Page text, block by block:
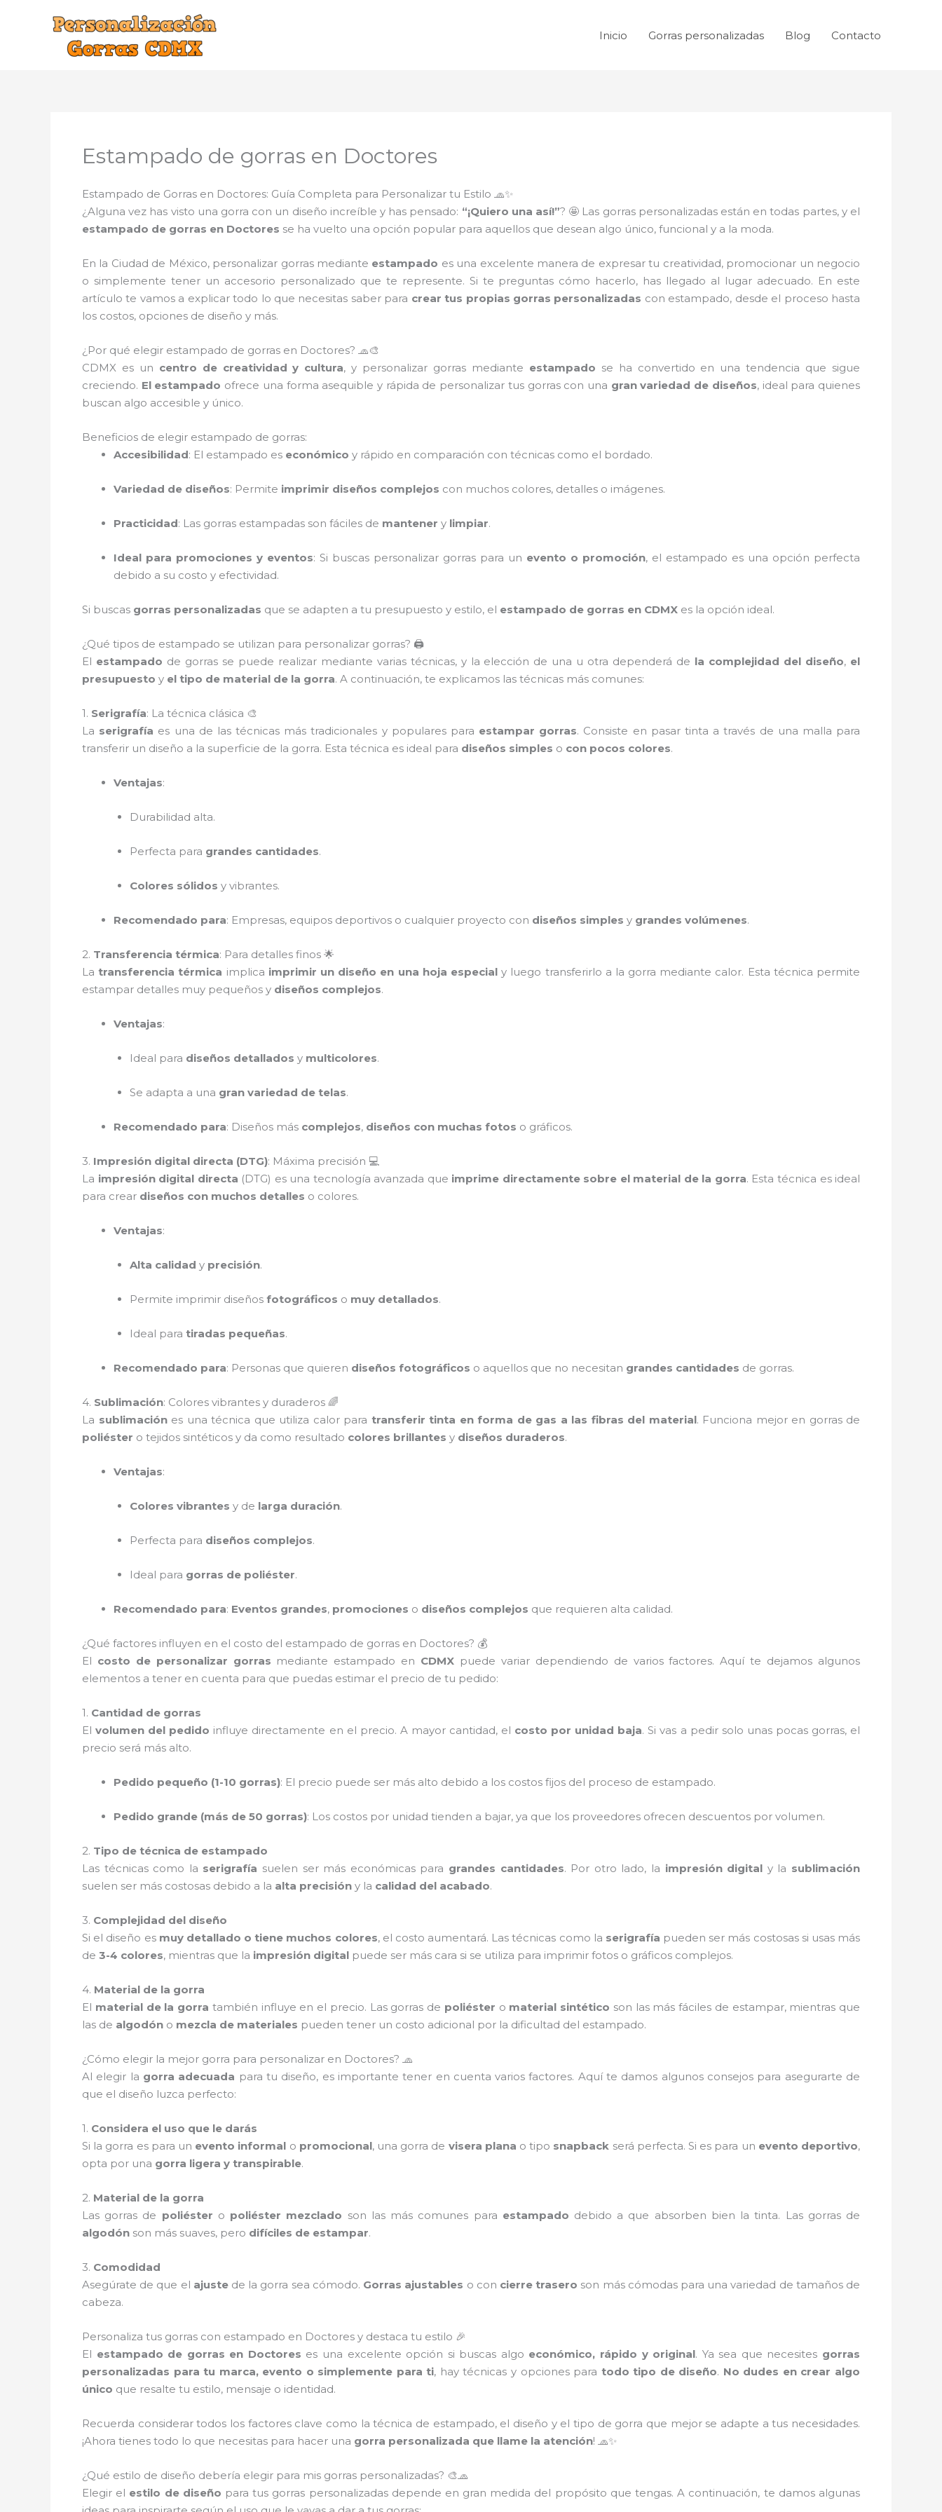
Inicio Gorras personalizadas Blog Contacto
Estampado de gorras en Doctores
Estampado de Gorras en Doctores: Guía Completa para Personalizar tu Estilo 🧢✨
¿Alguna vez has visto una gorra con un diseño increíble y has pensado: “¡Quiero una así!”? 🤩 Las gorras personalizadas están en todas partes, y el
estampado de gorras en Doctores se ha vuelto una opción popular para aquellos que desean algo único, funcional y a la moda.
En la Ciudad de México, personalizar gorras mediante estampado es una excelente manera de expresar tu creatividad, promocionar un negocio
o simplemente tener un accesorio personalizado que te represente. Si te preguntas cómo hacerlo, has llegado al lugar adecuado. En este
artículo te vamos a explicar todo lo que necesitas saber para crear tus propias gorras personalizadas con estampado, desde el proceso hasta
los costos, opciones de diseño y más.
¿Por qué elegir estampado de gorras en Doctores? 🧢🎨
CDMX es un centro de creatividad y cultura, y personalizar gorras mediante estampado se ha convertido en una tendencia que sigue
creciendo. El estampado ofrece una forma asequible y rápida de personalizar tus gorras con una gran variedad de diseños, ideal para quienes
buscan algo accesible y único.
Beneficios de elegir estampado de gorras:
Accesibilidad: El estampado es económico y rápido en comparación con técnicas como el bordado.
Variedad de diseños: Permite imprimir diseños complejos con muchos colores, detalles o imágenes.
Practicidad: Las gorras estampadas son fáciles de mantener y limpiar.
Ideal para promociones y eventos: Si buscas personalizar gorras para un evento o promoción, el estampado es una opción perfecta
debido a su costo y efectividad.
Si buscas gorras personalizadas que se adapten a tu presupuesto y estilo, el estampado de gorras en CDMX es la opción ideal.
¿Qué tipos de estampado se utilizan para personalizar gorras? 🖨️
El estampado de gorras se puede realizar mediante varias técnicas, y la elección de una u otra dependerá de la complejidad del diseño, el
presupuesto y el tipo de material de la gorra. A continuación, te explicamos las técnicas más comunes:
1. Serigrafía: La técnica clásica 🎨
La serigrafía es una de las técnicas más tradicionales y populares para estampar gorras. Consiste en pasar tinta a través de una malla para
transferir un diseño a la superficie de la gorra. Esta técnica es ideal para diseños simples o con pocos colores.
Ventajas:
Durabilidad alta.
Perfecta para grandes cantidades.
Colores sólidos y vibrantes.
Recomendado para: Empresas, equipos deportivos o cualquier proyecto con diseños simples y grandes volúmenes.
2. Transferencia térmica: Para detalles finos 🌟
Latransferencia térmica implica imprimir un diseño en una hoja especialy luego transferirlo a la gorra mediante calor. Esta técnica permite
estampar detalles muy pequeños y diseños complejos.
Ventajas:
Ideal para diseños detallados y multicolores.
Se adapta a una gran variedad de telas.
Recomendado para: Diseños más complejos, diseños con muchas fotos o gráficos.
3. Impresión digital directa (DTG): Máxima precisión 💻
La impresión digital directa (DTG) es una tecnología avanzada que imprime directamente sobre el material de la gorra. Esta técnica es ideal
para crear diseños con muchos detalles o colores.
Ventajas:
Alta calidad y precisión.
Permite imprimir diseños fotográficos o muy detallados.
Ideal para tiradas pequeñas.
Recomendado para: Personas que quieren diseños fotográficos o aquellos que no necesitan grandes cantidades de gorras.
4. Sublimación: Colores vibrantes y duraderos 🌈
La sublimaciónes una técnica que utiliza calor para transferir tinta en forma de gas a las fibras del material. Funciona mejor en gorras de
poliéster o tejidos sintéticos y da como resultado colores brillantes y diseños duraderos.
Ventajas:
Colores vibrantes y de larga duración.
Perfecta para diseños complejos.
Ideal para gorras de poliéster.
Recomendado para: Eventos grandes, promociones o diseños complejos que requieren alta calidad.
¿Qué factores influyen en el costo del estampado de gorras en Doctores? 💰
El costo de personalizar gorras mediante estampado en CDMX puede variar dependiendo de varios factores. Aquí te dejamos algunos
elementos a tener en cuenta para que puedas estimar el precio de tu pedido:
1. Cantidad de gorras
Elvolumen del pedido influye directamente en el precio. A mayor cantidad, el costo por unidad baja. Si vas a pedir solo unas pocas gorras, el
precio será más alto.
Pedido pequeño (1-10 gorras): El precio puede ser más alto debido a los costos fijos del proceso de estampado.
Pedido grande (más de 50 gorras): Los costos por unidad tienden a bajar, ya que los proveedores ofrecen descuentos por volumen.
2. Tipo de técnica de estampado
Las técnicas como la serigrafía suelen ser más económicas para grandes cantidades. Por otro lado, la impresión digital y la sublimación
suelen ser más costosas debido a la alta precisión y la calidad del acabado.
3. Complejidad del diseño
Si el diseño es muy detallado o tiene muchos colores, el costo aumentará. Las técnicas como la serigrafía pueden ser más costosas si usas más
de 3-4 colores, mientras que la impresión digital puede ser más cara si se utiliza para imprimir fotos o gráficos complejos.
4. Material de la gorra
El material de la gorra también influye en el precio. Las gorras de poliéster o material sintético son las más fáciles de estampar, mientras que
las de algodón o mezcla de materiales pueden tener un costo adicional por la dificultad del estampado.
¿Cómo elegir la mejor gorra para personalizar en Doctores? 🧢
Al elegir la gorra adecuada para tu diseño, es importante tener en cuenta varios factores. Aquí te damos algunos consejos para asegurarte de
que el diseño luzca perfecto:
1. Considera el uso que le darás
Si la gorra es para un evento informal o promocional, una gorra de visera plana o tipo snapback será perfecta. Si es para un evento deportivo,
opta por una gorra ligera y transpirable.
2. Material de la gorra
Las gorras de poliéster o poliéster mezclado son las más comunes para estampado debido a que absorben bien la tinta. Las gorras de
algodón son más suaves, pero difíciles de estampar.
3. Comodidad
Asegúrate de que el ajustede la gorra sea cómodo. Gorras ajustables o con cierre trasero son más cómodas para una variedad de tamaños de
cabeza.
Personaliza tus gorras con estampado en Doctores y destaca tu estilo 🎉
El estampado de gorras en Doctores es una excelente opción si buscas algo económico, rápido y original. Ya sea que necesites gorras
personalizadas para tu marca, evento o simplemente para ti, hay técnicas y opciones para todo tipo de diseño. No dudes en crear algo
único que resalte tu estilo, mensaje o identidad.
Recuerda considerar todos los factores clave como la técnica de estampado, el diseño y el tipo de gorra que mejor se adapte a tus necesidades.
¡Ahora tienes todo lo que necesitas para hacer una gorra personalizada que llame la atención! 🧢✨
¿Qué estilo de diseño debería elegir para mis gorras personalizadas? 🎨🧢
Elegir el estilo de diseño para tus gorras personalizadas depende en gran medida del propósito que tengas. A continuación, te damos algunas